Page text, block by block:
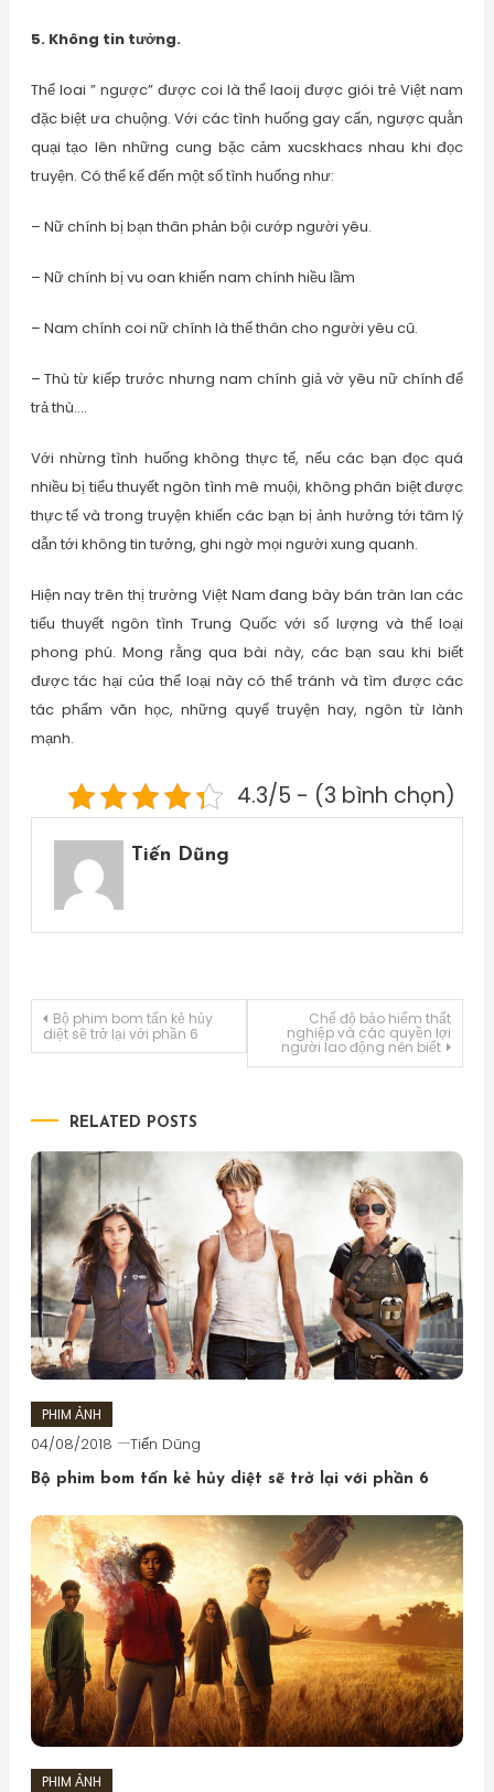
5. Không tin tưởng.
Thể loai ” ngược” được coi là thể laoij được giói trẻ Việt nam
đặc biệt ưa chuộng. Với các tình huống gay cấn, ngược quằn
quại tạo lên những cung bặc cảm xucskhacs nhau khi đọc
truyện. Có thể kể đến một số tình huống như:
– Nữ chính bị bạn thân phản bội cướp người yêu.
– Nữ chính bị vu oan khiến nam chính hiều lầm
– Nam chính coi nữ chính là thế thân cho người yêu cũ.
– Thù từ kiếp trước nhưng nam chính giả vờ yêu nữ chính để
trả thù….
Với nhừng tình huống không thực tế, nếu các bạn đọc quá
nhiều bị tiểu thuyết ngôn tình mê muội, không phân biệt được
thực tế và trong truyện khiến các bạn bị ảnh hưởng tới tâm lý
dẫn tới không tin tưởng, ghi ngờ mọi người xung quanh.
Hiện nay trên thị trường Việt Nam đang bày bán tràn lan các
tiểu thuyết ngôn tình Trung Quốc với số lượng và thể loại
phong phú. Mong rằng qua bài này, các bạn sau khi biết
được tác hại của thể loại này có thể tránh và tìm được các
tác phẩm văn học, những quyể truyện hay, ngôn từ lành
mạnh.
4.3/5 - (3 bình chọn)
Tiến Dũng
Điều
bài
viết
Bộ phim bom tấn kẻ hủy
diệt sẽ trở lại với phần 6
Chế độ bảo hiểm thất
nghiệp và các quyền lợi
người lao động nên biết
RELATED POSTS
PHIM ẢNH
04/08/2018 Tiến Dũng
Bộ phim bom tấn kẻ hủy diệt sẽ trở lại với phần 6
PHIM ẢNH